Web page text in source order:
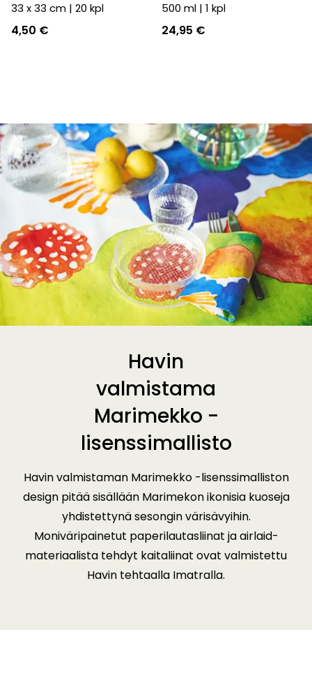
33 x 33 cm | 20 kpl
4,50 €
500 ml | 1 kpl
24,95 €
Havin
valmistama
Marimekko -
lisenssimallisto
Havin valmistaman Marimekko -lisenssimalliston
design pitää sisällään Marimekon ikonisia kuoseja
yhdistettynä sesongin värisävyihin.
Moniväripainetut paperilautasliinat ja airlaid-
materiaalista tehdyt kaitaliinat ovat valmistettu
Havin tehtaalla Imatralla.